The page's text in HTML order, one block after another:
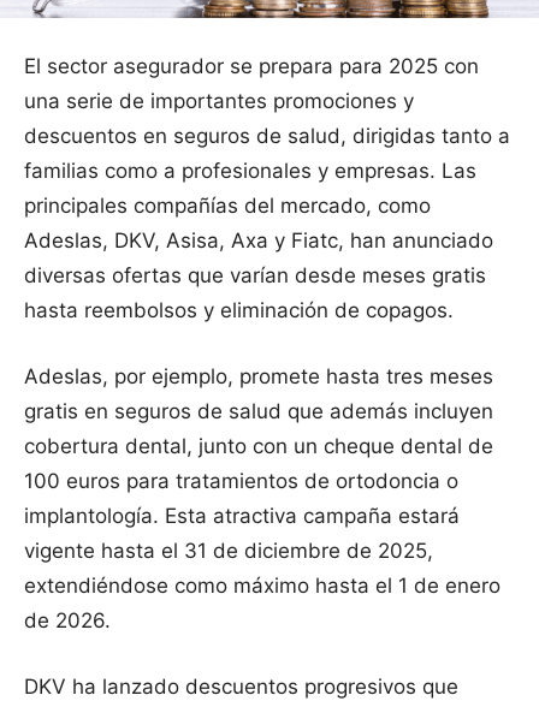
El sector asegurador se prepara para 2025 con
una serie de importantes promociones y
descuentos en seguros de salud, dirigidas tanto a
familias como a profesionales y empresas. Las
principales compañías del mercado, como
Adeslas, DKV, Asisa, Axa y Fiatc, han anunciado
diversas ofertas que varían desde meses gratis
hasta reembolsos y eliminación de copagos.
Adeslas, por ejemplo, promete hasta tres meses
gratis en seguros de salud que además incluyen
cobertura dental, junto con un cheque dental de
100 euros para tratamientos de ortodoncia o
implantología. Esta atractiva campaña estará
vigente hasta el 31 de diciembre de 2025,
extendiéndose como máximo hasta el 1 de enero
de 2026.
DKV ha lanzado descuentos progresivos que